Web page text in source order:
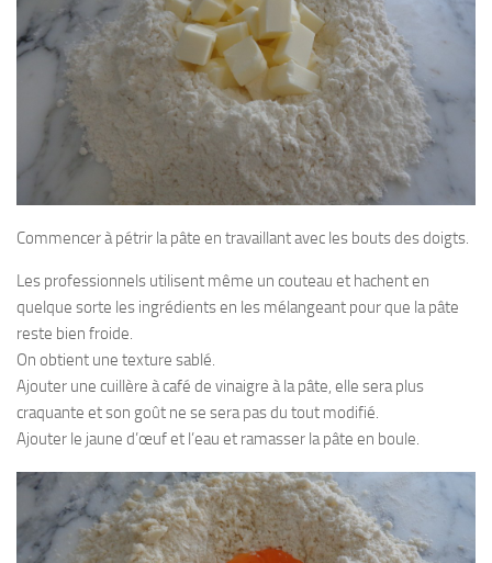
Commencer à pétrir la pâte en travaillant avec les bouts des doigts.
Les professionnels utilisent même un couteau et hachent en
quelque sorte les ingrédients en les mélangeant pour que la pâte
reste bien froide.
On obtient une texture sablé.
Ajouter une cuillère à café de vinaigre à la pâte, elle sera plus
craquante et son goût ne se sera pas du tout modifié.
Ajouter le jaune d’œuf et l’eau et ramasser la pâte en boule.